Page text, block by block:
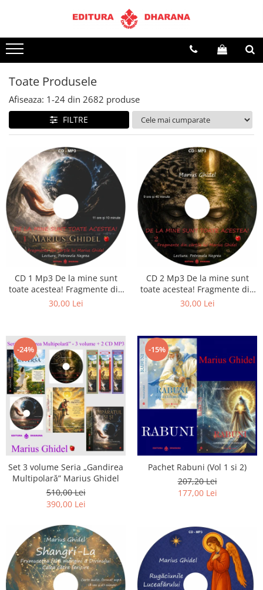
Terapii
Dietoterapie
Toate Produsele
Afiseaza: 1-24 din 2682 produse
FILTRE
CD 1 Mp3 De la mine sunt
toate acestea! Fragmente din
cărțile lui Marius Ghidel
30,00 Lei
CD 2 Mp3 De la mine sunt
toate acestea! Fragmente din
cărțile lui Marius Ghidel
30,00 Lei
-24%
Set 3 volume Seria „Gandirea
Multipolară” Marius Ghidel
510,00 Lei
390,00 Lei
-15%
Pachet Rabuni (Vol 1 si 2)
207,20 Lei
177,00 Lei